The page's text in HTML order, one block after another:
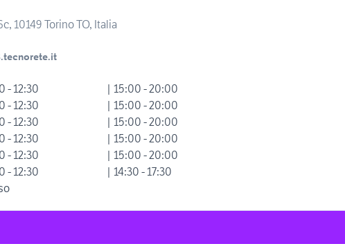
10149 Torino TO, Italia
- 12:30
| 15:00 - 20:00
- 12:30
| 15:00 - 20:00
- 12:30
| 15:00 - 20:00
- 12:30
| 15:00 - 20:00
- 12:30
| 15:00 - 20:00
- 12:30
| 14:30 - 17:30